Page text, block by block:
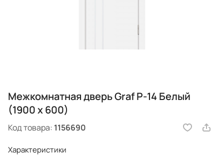
Межкомнатная дверь Graf P-14 Белый
(1900 х 600)
Код товара: 1156690
Характеристики